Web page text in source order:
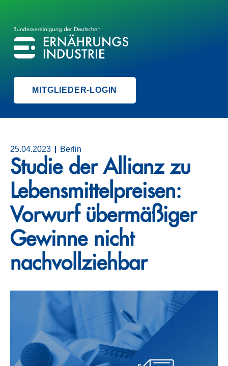
BVE
BUNDESVEREINIGUNG DER ERNÄHRUNGSINDUSTRIE
MITGLIEDER-LOGIN
25.04.2023 Berlin
Studie der Allianz zu
Lebensmittelpreisen:
Vorwurf übermäßiger
Gewinne nicht
nachvollziehbar